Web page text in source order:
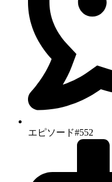
エピソード#552